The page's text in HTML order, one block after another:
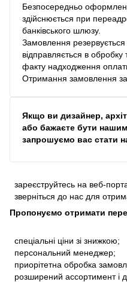
Безпосередньо
здійснюється при
банківського шлюзу.
Замовлення резервується
відправляється в обробку
факту надходження
Отримання замовлення
Якщо ви дизайнер,
або бажаєте бути
запрошуємо вас стати
зареєструйтесь на веб-
зверніться до нас для
Пропонуємо отримати
спеціальні ціни зі знижкою;
персональний менеджер;
приорітетна обробка
розширений ассортимент і